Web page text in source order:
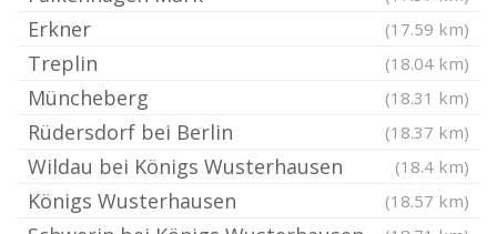
Erkner (17.59 km)
Treplin (18.04 km)
Müncheberg (18.31 km)
Rüdersdorf bei Berlin (18.37 km)
Wildau bei Königs Wusterhausen (18.4 km)
Königs Wusterhausen (18.57 km)